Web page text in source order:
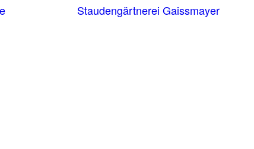
Staudengärtnerei Gaissmayer